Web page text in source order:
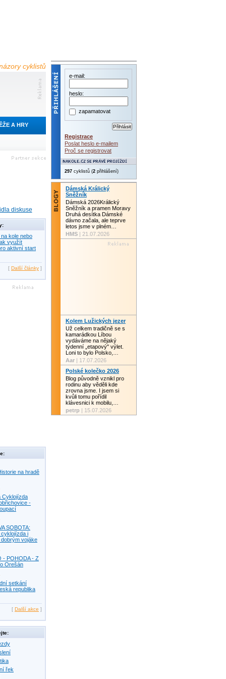
cyklistů
A HRY
diskuse
kole nebo
využít
aktivní start
[ Další články ]
na hradě
Cyklojízda
-
SOBOTA:
i
vojáke
- POHODA - Z
Orešán
setkání
republika
[ Další akce ]
řek
e-mail:
heslo:
zapamatovat
Registrace
Poslat heslo e-mailem
Proč se registrovat
297 cyklistů (2 přihlášení)
Dámská Králický
Sněžník
Dámská 2026Králický
Sněžník a pramen Moravy
Druhá desítka Dámské
dávno začala, ale teprve
letos jsme v plném…
HMS | 21.07.2026
Kolem Lužických jezer
Už celkem tradičně se s
kamarádkou Líbou
vydáváme na nějaký
týdenní „etapový" výlet.
Loni to bylo Polsko,…
Aar | 17.07.2026
Polské kolečko 2026
Blog původně vznikl pro
rodinu aby věděli kde
zrovna jsme. I jsem si
kvůli tomu pořídil
klávesnici k mobilu,…
petrp | 15.07.2026